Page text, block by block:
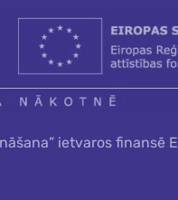
ietvaros finansē